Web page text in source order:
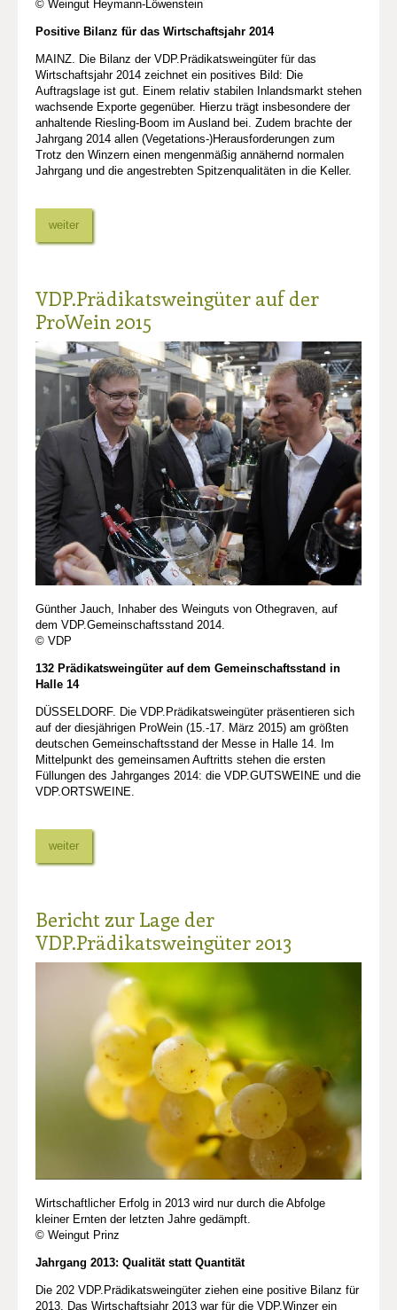
© Weingut Heymann-Löwenstein
Positive Bilanz für das Wirtschaftsjahr 2014
MAINZ. Die Bilanz der VDP.Prädikatsweingüter für das
Wirtschaftsjahr 2014 zeichnet ein positives Bild: Die
Auftragslage ist gut. Einem relativ stabilen Inlandsmarkt stehen
wachsende Exporte gegenüber. Hierzu trägt insbesondere der
anhaltende Riesling-Boom im Ausland bei. Zudem brachte der
Jahrgang 2014 allen (Vegetations-)Herausforderungen zum
Trotz den Winzern einen mengenmäßig annähernd normalen
Jahrgang und die angestrebten Spitzenqualitäten in die Keller.
weiter
VDP.Prädikatsweingüter auf der
ProWein 2015
Günther Jauch, Inhaber des Weinguts von Othegraven, auf
dem VDP.Gemeinschaftsstand 2014.
© VDP
132 Prädikatsweingüter auf dem Gemeinschaftsstand in
Halle 14
DÜSSELDORF. Die VDP.Prädikatsweingüter präsentieren sich
auf der diesjährigen ProWein (15.-17. März 2015) am größten
deutschen Gemeinschaftsstand der Messe in Halle 14. Im
Mittelpunkt des gemeinsamen Auftritts stehen die ersten
Füllungen des Jahrganges 2014: die VDP.GUTSWEINE und die
VDP.ORTSWEINE.
weiter
Bericht zur Lage der
VDP.Prädikatsweingüter 2013
Wirtschaftlicher Erfolg in 2013 wird nur durch die Abfolge
kleiner Ernten der letzten Jahre gedämpft.
© Weingut Prinz
Jahrgang 2013: Qualität statt Quantität
Die 202 VDP.Prädikatsweingüter ziehen eine positive Bilanz für
2013. Das Wirtschaftsjahr 2013 war für die VDP.Winzer ein